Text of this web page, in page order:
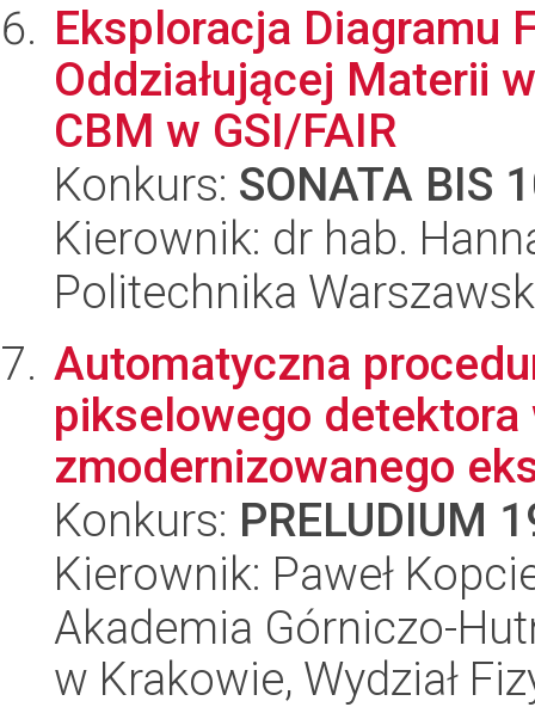
Eksploracja Diagramu
Oddziałującej Materii
CBM w GSI/FAIR
Konkurs: SONATA BIS
Kierownik: dr hab.
Politechnika
Automatyczna
pikselowego detektora
zmodernizowanego
Konkurs: PRELUDIUM
Kierownik: Paweł
Akademia Górniczo-
w Krakowie, Wydział